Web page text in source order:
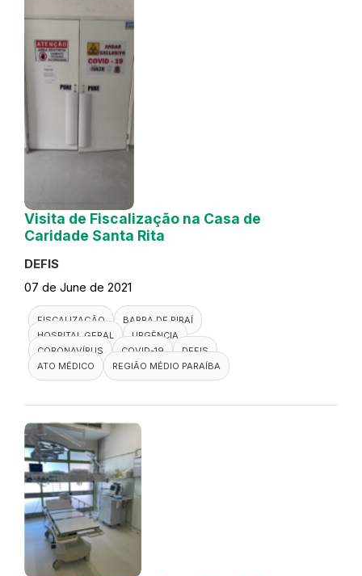
Visita de Fiscalização na Casa de
Caridade Santa Rita
DEFIS
07 de June de 2021
FISCALIZAÇÃO
BARRA DE PIRAÍ
HOSPITAL GERAL
URGÊNCIA
CORONAVÍRUS
COVID-19
DEFIS
ATO MÉDICO
REGIÃO MÉDIO PARAÍBA